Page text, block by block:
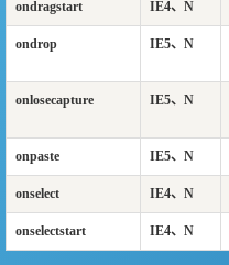
ondragstart IE4、N
ondrop IE5、N
onlosecapture IE5、N
onpaste IE5、N
onselect IE4、N
onselectstart IE4、N